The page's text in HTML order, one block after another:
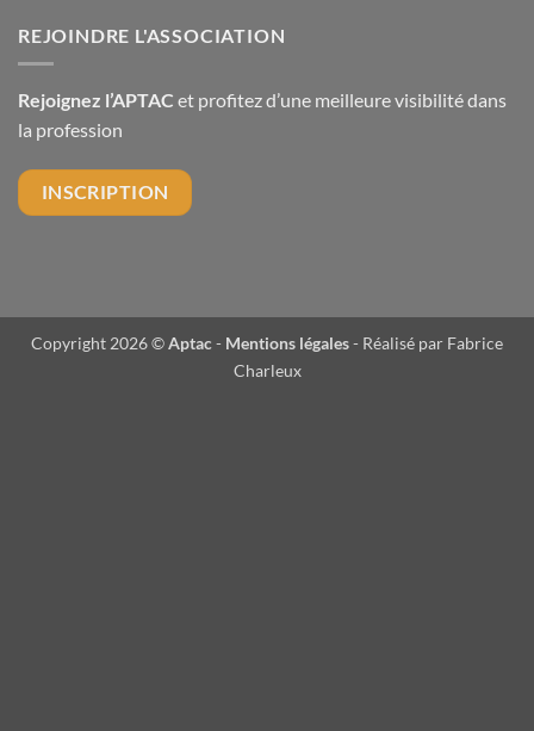
REJOINDRE L'ASSOCIATION
Rejoignez l’APTAC et profitez d’une meilleure visibilité dans
la profession
INSCRIPTION
Copyright 2026 ©Aptac- Mentions légales- Réalisé par Fabrice
Charleux